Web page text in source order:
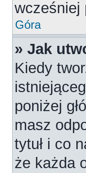
wcześniej
Góra
» Jak
Kiedy
poniżej
masz
tytuł i co
że każda